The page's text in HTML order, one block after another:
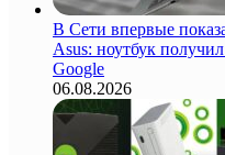
В Сети впервые
Asus: ноутбук
Google
06.08.2026